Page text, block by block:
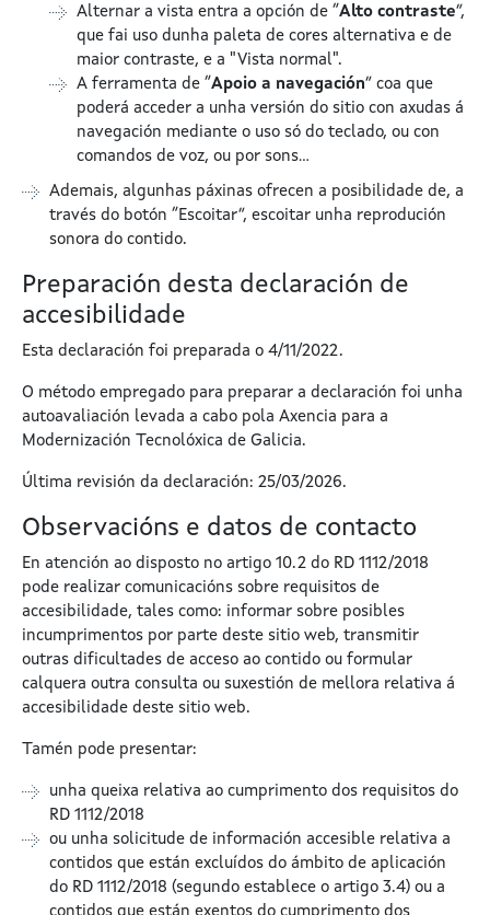
Alternar a vista entra a opción de “Alto contraste”,
que fai uso dunha paleta de cores alternativa e de
maior contraste, e a "Vista normal".
A ferramenta de “Apoio a navegación” coa que
poderá acceder a unha versión do sitio con axudas á
navegación mediante o uso só do teclado, ou con
comandos de voz, ou por sons…
Ademais, algunhas páxinas ofrecen a posibilidade de, a
través do botón “Escoitar”, escoitar unha reprodución
sonora do contido.
Preparación desta declaración de
accesibilidade
Esta declaración foi preparada o 4/11/2022.
O método empregado para preparar a declaración foi unha
autoavaliación levada a cabo pola Axencia para a
Modernización Tecnolóxica de Galicia.
Última revisión da declaración: 25/03/2026.
Observacións e datos de contacto
En atención ao disposto no artigo 10.2 do RD 1112/2018
pode realizar comunicacións sobre requisitos de
accesibilidade, tales como: informar sobre posibles
incumprimentos por parte deste sitio web, transmitir
outras dificultades de acceso ao contido ou formular
calquera outra consulta ou suxestión de mellora relativa á
accesibilidade deste sitio web.
Tamén pode presentar:
unha queixa relativa ao cumprimento dos requisitos do
RD 1112/2018
ou unha solicitude de información accesible relativa a
contidos que están excluídos do ámbito de aplicación
do RD 1112/2018 (segundo establece o artigo 3.4) ou a